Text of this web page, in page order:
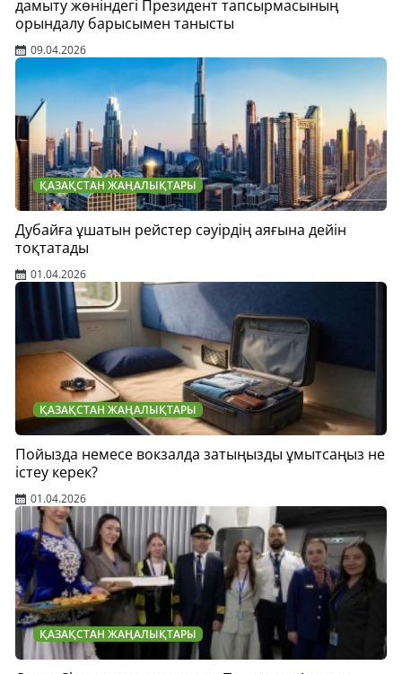
дамыту жөніндегі Президент тапсырмасының
орындалу барысымен танысты
09.04.2026
ҚАЗАҚСТАН ЖАҢАЛЫҚТАРЫ
Дубайға ұшатын рейстер сәуірдің аяғына дейін
тоқтатады
01.04.2026
ҚАЗАҚСТАН ЖАҢАЛЫҚТАРЫ
Пойызда немесе вокзалда затыңызды ұмытсаңыз не
істеу керек?
01.04.2026
ҚАЗАҚСТАН ЖАҢАЛЫҚТАРЫ